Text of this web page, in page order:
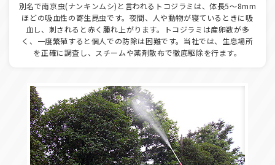
別名で南京虫(ナンキンムシ)と言われるトコジラミは、体長5～8mm
ほどの吸血性の寄生昆虫です。夜間、人や動物が寝ているときに吸
血し、刺されると赤く腫れ上がります。トコジラミは産卵数が多
く、一度繁殖すると個人での防除は困難です。当社では、生息場所
を正確に調査し、スチームや薬剤散布で徹底駆除を行ます。